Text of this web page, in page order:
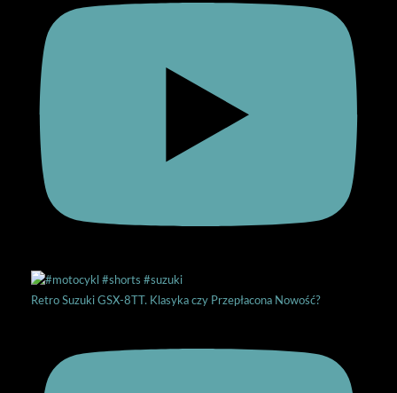
Retro Suzuki GSX-8TT. Klasyka czy Przepłacona Nowość?